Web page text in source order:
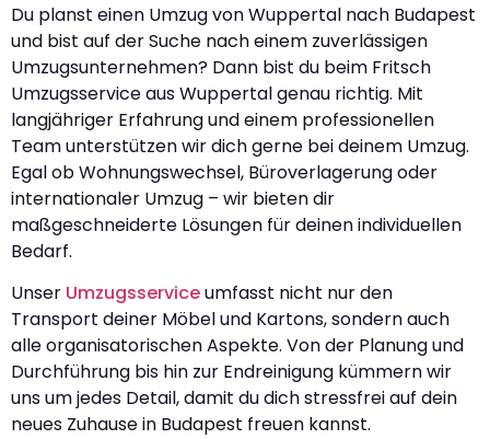
Du planst einen Umzug von Wuppertal nach Budapest
und bist auf der Suche nach einem zuverlässigen
Umzugsunternehmen? Dann bist du beim Fritsch
Umzugsservice aus Wuppertal genau richtig. Mit
langjähriger Erfahrung und einem professionellen
Team unterstützen wir dich gerne bei deinem Umzug.
Egal ob Wohnungswechsel, Büroverlagerung oder
internationaler Umzug – wir bieten dir
maßgeschneiderte Lösungen für deinen individuellen
Bedarf.
Unser Umzugsserviceumfasst nicht nur den
Transport deiner Möbel und Kartons, sondern auch
alle organisatorischen Aspekte. Von der Planung und
Durchführung bis hin zur Endreinigung kümmern wir
uns um jedes Detail, damit du dich stressfrei auf dein
neues Zuhause in Budapest freuen kannst.